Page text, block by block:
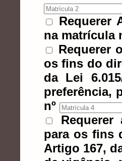
Requerer
na matrícula
Requerer
os fins do
da Lei
preferência,
nº
Requerer
para os fins
Artigo 167,